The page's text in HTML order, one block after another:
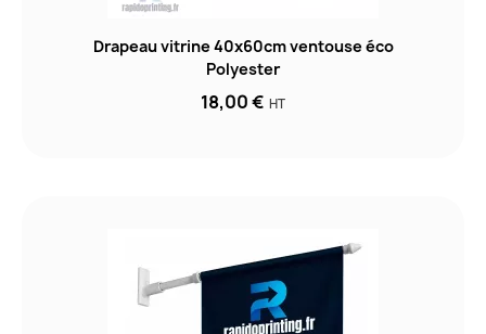
Drapeau vitrine 40x60cm ventouse éco
Polyester
18,00 € HT